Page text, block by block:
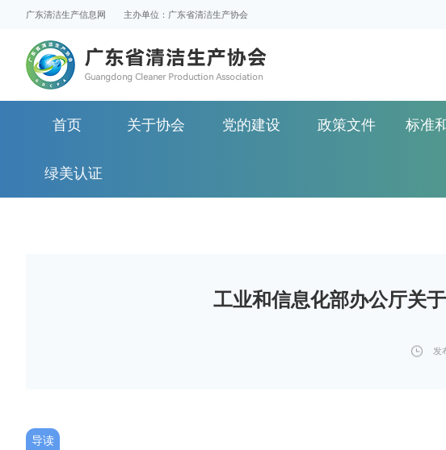
广东清洁生产信息网 主办单位：广东省清洁生产协会
首页 关于协会 党的建设 政策文件 标准
绿美认证
工业和信息化部办公厅关
发
导读